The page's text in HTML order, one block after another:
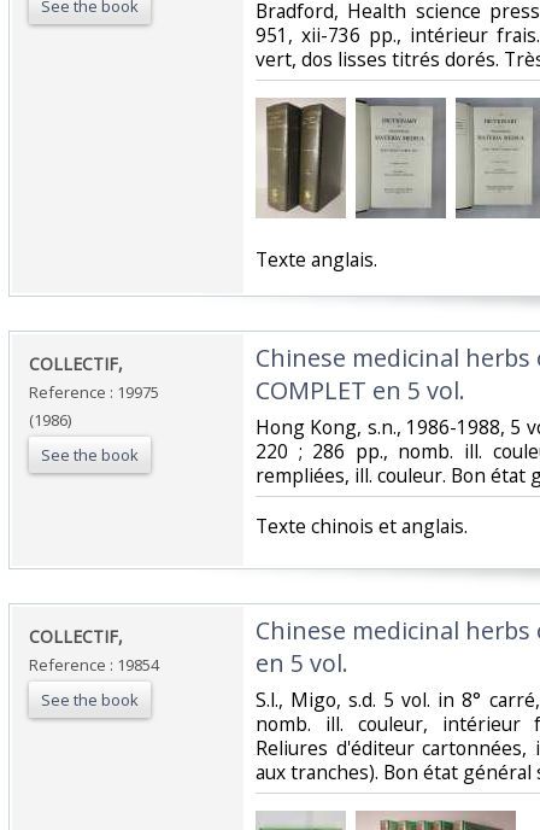
See the book
‎Bradford, Health science
951, xii-736 pp., intérieur
vert, dos lisses titrés dorés.
‎Texte anglais. ‎
‎COLLECTIF,‎
Reference : 19975
(1986)
See the book
‎Chinese medicinal
COMPLET en 5 vol.‎
‎Hong Kong, s.n., 1986-1988, 5
220 ; 286 pp., nomb. ill.
rempliées, ill. couleur. Bon état
‎Texte chinois et anglais. ‎
‎COLLECTIF,‎
Reference : 19854
See the book
‎Chinese medicinal herbs
en 5 vol.‎
‎S.l., Migo, s.d. 5 vol. in 8°
nomb. ill. couleur, intérieur
Reliures d'éditeur cartonnées,
aux tranches). Bon état général